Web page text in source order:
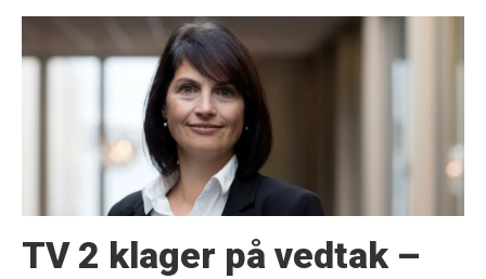
TV 2 klager på vedtak –